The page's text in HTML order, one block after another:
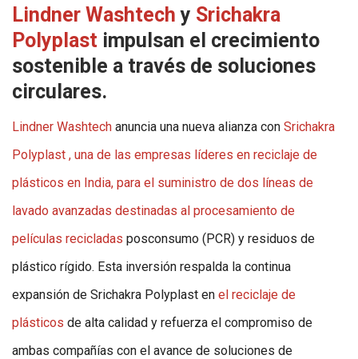
Lindner Washtech y Srichakra
Polyplast impulsan el crecimiento
sostenible a través de soluciones
circulares.
Lindner Washtech anuncia una nueva alianza con Srichakra
Polyplast , una de las empresas líderes en reciclaje de
plásticos en India, para el suministro de dos líneas de
lavado avanzadas destinadas al procesamiento de
películas recicladas posconsumo (PCR) y residuos de
plástico rígido. Esta inversión respalda la continua
expansión de Srichakra Polyplast en el reciclaje de
plásticos de alta calidad y refuerza el compromiso de
ambas compañías con el avance de soluciones de